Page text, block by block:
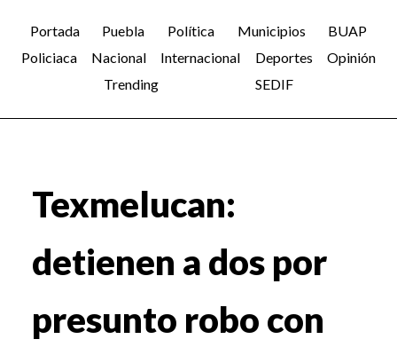
Portada Puebla Política Municipios
BUAP
Policiaca
Nacional Internacional Deportes
Opinión
Trending
SEDIF
Texmelucan:
detienen a dos por
presunto robo con